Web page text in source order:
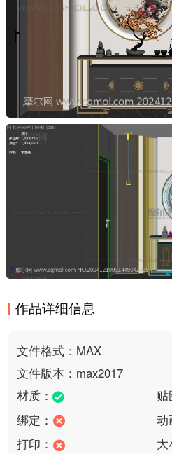
作品详细信息
文件格式：MAX
文件版本：max2017
材质：
贴
绑定：
动
打印：
大